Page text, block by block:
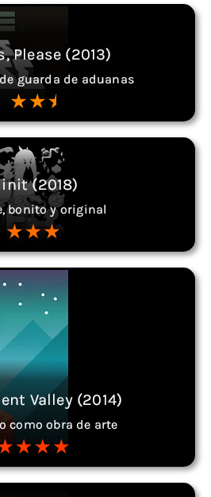
Please (2013)
guarda de aduanas
(2018)
bonito y original
Valley (2014)
como obra de arte